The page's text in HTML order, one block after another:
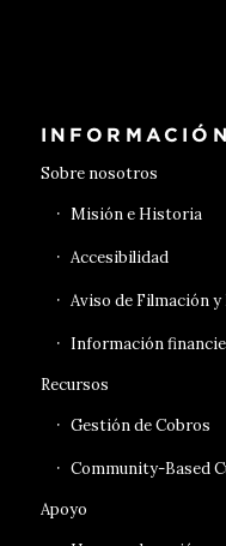
INFORMACIÓN
Sobre nosotros
Misión e Historia
Accesibilidad
Aviso de Filmación
Información
Recursos
Gestión de Cobros
Community-Based
Apoyo